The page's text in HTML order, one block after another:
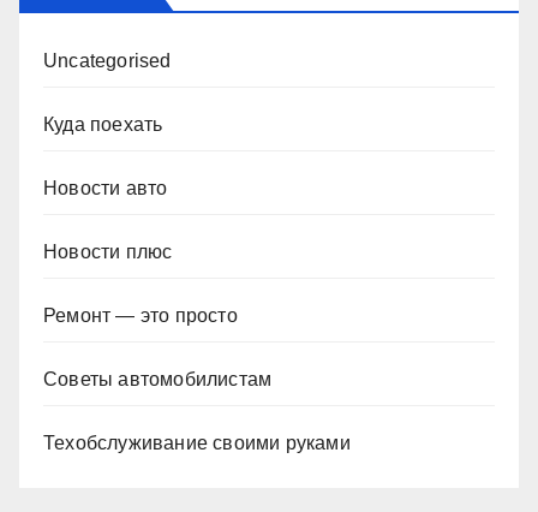
Uncategorised
Куда поехать
Новости авто
Новости плюс
Ремонт — это просто
Советы автомобилистам
Техобслуживание своими руками